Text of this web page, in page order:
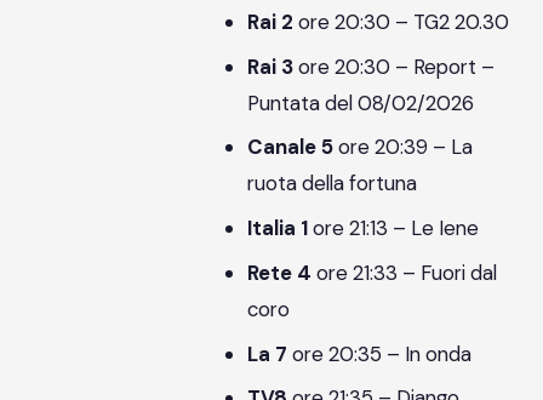
Rai 2 ore 20:30 – TG2 20.30
Rai 3ore 20:30 – Report –
Puntata del 08/02/2026
Canale 5ore 20:39 – La
ruota della fortuna
Italia 1ore 21:13 – Le Iene
Rete 4 ore 21:33 – Fuori dal
coro
La 7 ore 20:35 – In onda